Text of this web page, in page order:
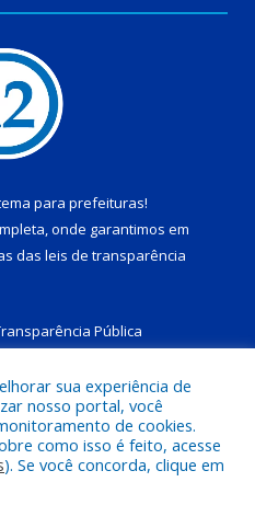
para prefeituras!
onde garantimos em
das leis de transparência
Pública
Municipal de Tucuruí-
PA.
sua experiência de
nosso portal, você
de cookies.
como isso é feito, acesse
). Se você concorda, clique em